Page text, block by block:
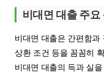
비대면 대출 주요
비대면 대출은 간편함과
상환 조건 등을 꼼꼼히
비대면 대출의 득과 실